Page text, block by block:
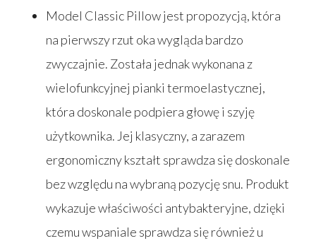
Model Classic Pillow jest propozycją, która
na pierwszy rzut oka wygląda bardzo
zwyczajnie. Została jednak wykonana z
wielofunkcyjnej pianki termoelastycznej,
która doskonale podpiera głowę i szyję
użytkownika. Jej klasyczny, a zarazem
ergonomiczny kształt sprawdza się doskonale
bez względu na wybraną pozycję snu. Produkt
wykazuje właściwości antybakteryjne, dzięki
czemu wspaniale sprawdza się również u